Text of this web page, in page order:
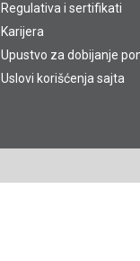
Regulativa i sertifikati
Karijera
Upustvo za dobijanje
Uslovi korišćenja sajta